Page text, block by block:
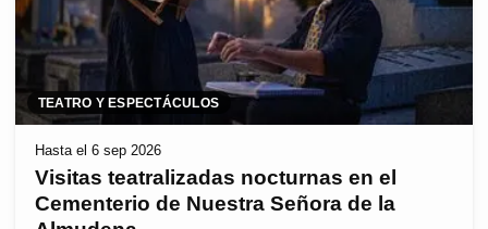
TEATRO Y ESPECTÁCULOS
Hasta el 6 sep 2026
Visitas teatralizadas nocturnas en el
Cementerio de Nuestra Señora de la